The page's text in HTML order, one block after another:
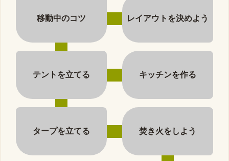
移動中のコツ レイアウトを決めよう
テントを立てる キッチンを作る
タープを立てる 焚き火をしよう